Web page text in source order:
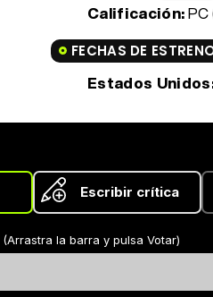
Calificación:
FECHAS DE
Estados
Escribir crítica
(Arrastra la barra y pulsa Votar)